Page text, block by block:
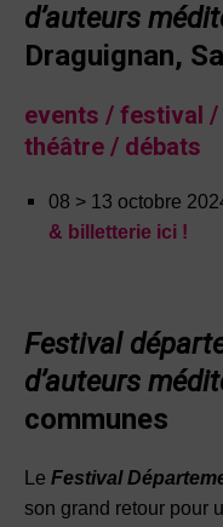
d’auteurs
Draguignan,
events / festival /
théâtre / débats
08 > 13 octobre
& billetterie ici !
Festival
d’auteurs
communes
Le Festival
son grand retour pour